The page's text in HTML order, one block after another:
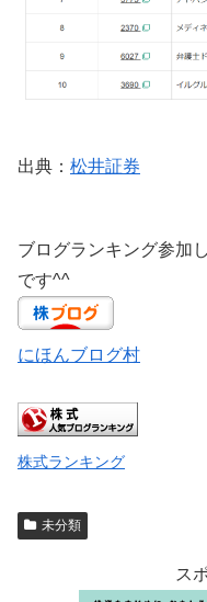
出典： 松井証券
ブログランキング参加
です^^
にほんブログ村
株式ランキング
未分類
ス